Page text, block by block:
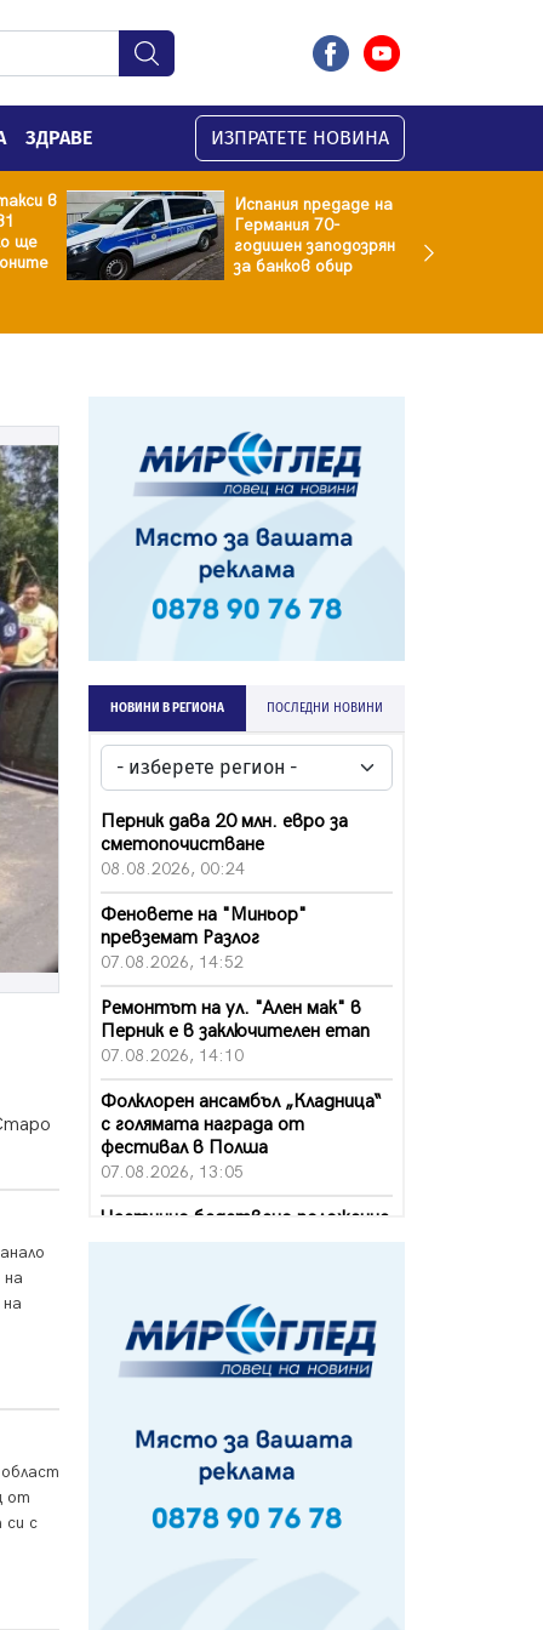
ЗДРАВЕ ИЗПРАТЕТЕ НОВИНА
в
ще
Испания предаде на
Германия 70-
годишен заподозрян
за банков обир
от
с
НОВИНИ В РЕГИОНА ПОСЛЕДНИ НОВИНИ
Перник дава 20 млн. евро за
сметопочистване
08.08.2026, 00:24
Феновете на "Миньор"
превземат Разлог
07.08.2026, 14:52
Ремонтът на ул. "Ален мак" в
Перник е в заключителен етап
07.08.2026, 14:10
Фолклорен ансамбъл „Кладница“
с голямата награда от
фестивал в Полша
07.08.2026, 13:05
Частично бедствено положение
Да отговорим на жегите с филм
под звездите днес и утре
07.08.2026, 10:21
Първите крачки в помощ на
пенсионерите в Перник, вече са